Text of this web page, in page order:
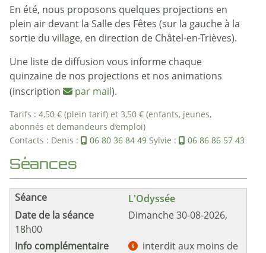
En été, nous proposons quelques projections en
plein air devant la Salle des Fêtes (sur la gauche à la
sortie du village, en direction de Châtel-en-Trièves).
Une liste de diffusion vous informe chaque
quinzaine de nos projections et nos animations
(inscription
par mail).
Tarifs : 4,50 € (plein tarif) et 3,50 € (enfants, jeunes,
abonnés et demandeurs d’emploi)
Contacts : Denis :
06 80 36 84 49 Sylvie : 06 86 86 57 43
Séances
L'Odyssée
Dimanche 30-08-2026,
18h00
interdit aux moins de